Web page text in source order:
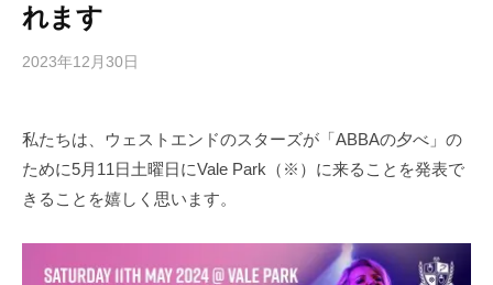
れます
2023年12月30日
i
g
a
h
i
の
コ
メ
ト
私たちは、ウェストエンドのスターズが「ABBAの夕べ」の
ために5月11日土曜日にVale Park（※）に来ることを発表で
きることを嬉しく思います。